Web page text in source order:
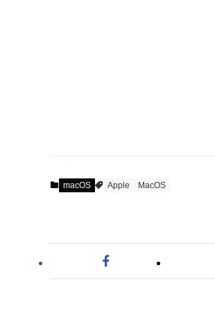
macOS Apple MacOS